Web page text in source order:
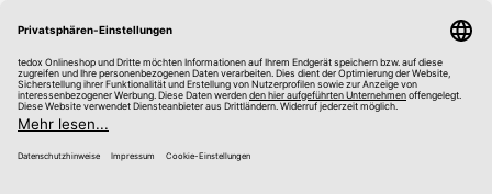
Impressum
AGB
Datenschutz